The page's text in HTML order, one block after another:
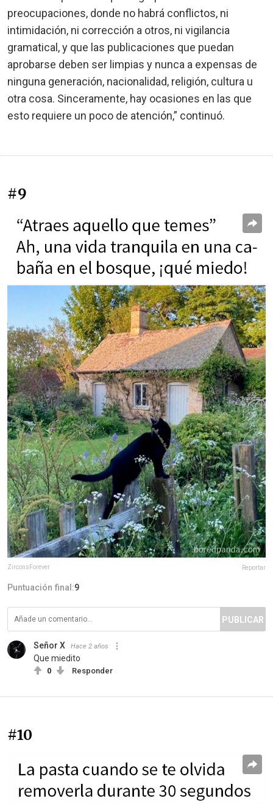
preocupaciones, donde no habrá conflictos, ni
intimidación, ni corrección a otros, ni vigilancia
gramatical, y que las publicaciones que puedan
aprobarse deben ser limpias y nunca a expensas de
ninguna generación, nacionalidad, religión, cultura u
otra cosa. Sinceramente, hay ocasiones en las que
esto requiere un poco de atención,” continuó.
#9
ZirconsForever Reportar
Puntuación final:9
PUBLICAR
Señor X Hace 2 años
Que miedito
0 Responder
#10